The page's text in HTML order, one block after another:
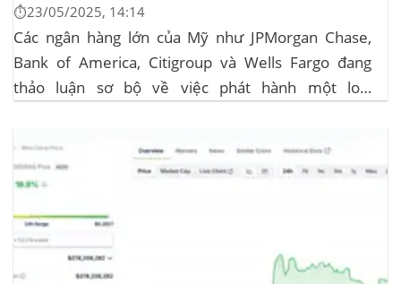
⏱️23/05/2025, 14:14
Các ngân hàng lớn của Mỹ như JPMorgan Chase,
Bank of America, Citigroup và Wells Fargo đang
thảo luận sơ bộ về việc phát hành một loại
tiền điện tử. Các...